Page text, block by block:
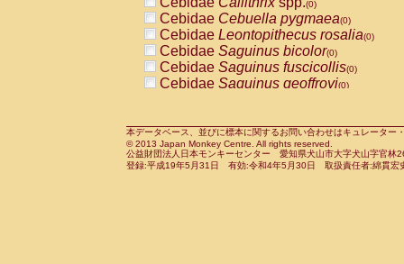
CercopithecidaeCercocebus
CercopithecidaeCercocebus
CercopithecidaeCercocebus
CercopithecidaeCercocebus
CercopithecidaeCercocebushybrid
CercopithecidaePapio anubis(0)
CercopithecidaePapio cynocephalus
CercopithecidaePapio hamadryas(0)
(0)
Cebidae Cebuella pygmaea(0)
Cebidae Leontopithecus rosalia(0)
Cebidae Saguinus bicolor(0)
Cebidae Saguinus fuscicollis(0)
Cebidae Saguinus geoffroyi(0)
CebidaeSaguinus leucopus(0)
CebidaeSaguinus midas(0)
Cebidae Saguinus mystax(0)
本データベース、並びに標本に関するお問い合わせはキュレータ
© 2013 Japan Monkey Centre. All rights reserved.
公益財団法人日本モンキーセンター 愛知県犬山市大字犬山字官
登録:平成19年5月31日 有効:令和4年5月30日 取扱責任者:綿貫宏